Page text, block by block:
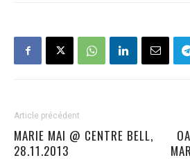
Article précédent
MARIE MAI @ CENTRE BELL,
28.11.2013